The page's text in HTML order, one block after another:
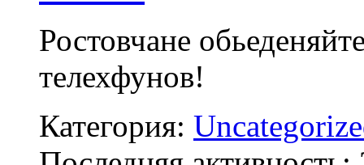
Ростовчане
телехфунов!
Категория: